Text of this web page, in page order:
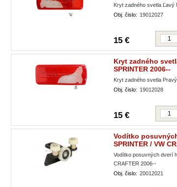
Kryt zadného svetla Ľavý
Obj. čislo: 19012027
15 €
Kryt zadného
SPRINTER 2006--
Kryt zadného svetla
Obj. čislo: 19012028
15 €
Vodítko
SPRINTER / VW
Vodítko posuvných dverí
CRAFTER 2006--
Obj. čislo: 20012021